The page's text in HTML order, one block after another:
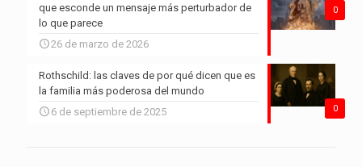
0
que esconde un mensaje más perturbador de
lo que parece
26 de marzo de 2026
0
Rothschild: las claves de por qué dicen que es
la familia más poderosa del mundo
6 de septiembre de 2025